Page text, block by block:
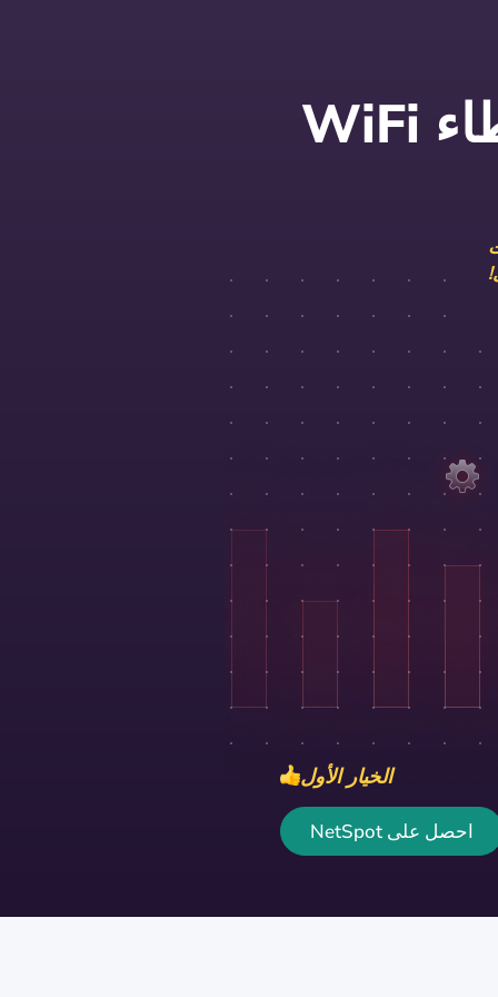
أفضل التطبيقات لاستكشاف أخطاء WiFi
!
الخيار الأول
احصل على NetSpot